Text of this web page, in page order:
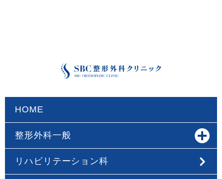
HOME
整形外科一般
リハビリテーション科